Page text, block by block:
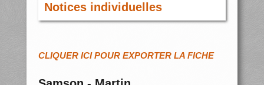
Notices individuelles
CLIQUER ICI POUR EXPORTER LA FICHE